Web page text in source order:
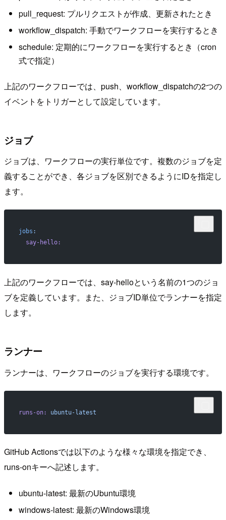
pull_request: プルリクエストが作成、更新されたとき
workflow_dispatch: 手動でワークフローを実行するとき
schedule: 定期的にワークフローを実行するとき（cron
式で指定）
上記のワークフローでは、push、workflow_dispatchの2つの
イベントをトリガーとして設定しています。
ジョブ
ジョブは、ワークフローの実行単位です。複数のジョブを定
義することができ、各ジョブを区別できるようにIDを指定し
ます。
jobs :
  say-hello:
上記のワークフローでは、say-helloという名前の1つのジョ
ブを定義しています。また、ジョブID単位でランナーを指定
します。
ランナー
ランナーは、ワークフローのジョブを実行する環境です。
runs-on: ubuntu-latest
GitHub Actionsでは以下のような様々な環境を指定でき、
runs-onキーへ記述します。
ubuntu-latest: 最新のUbuntu環境
windows-latest: 最新のWindows環境